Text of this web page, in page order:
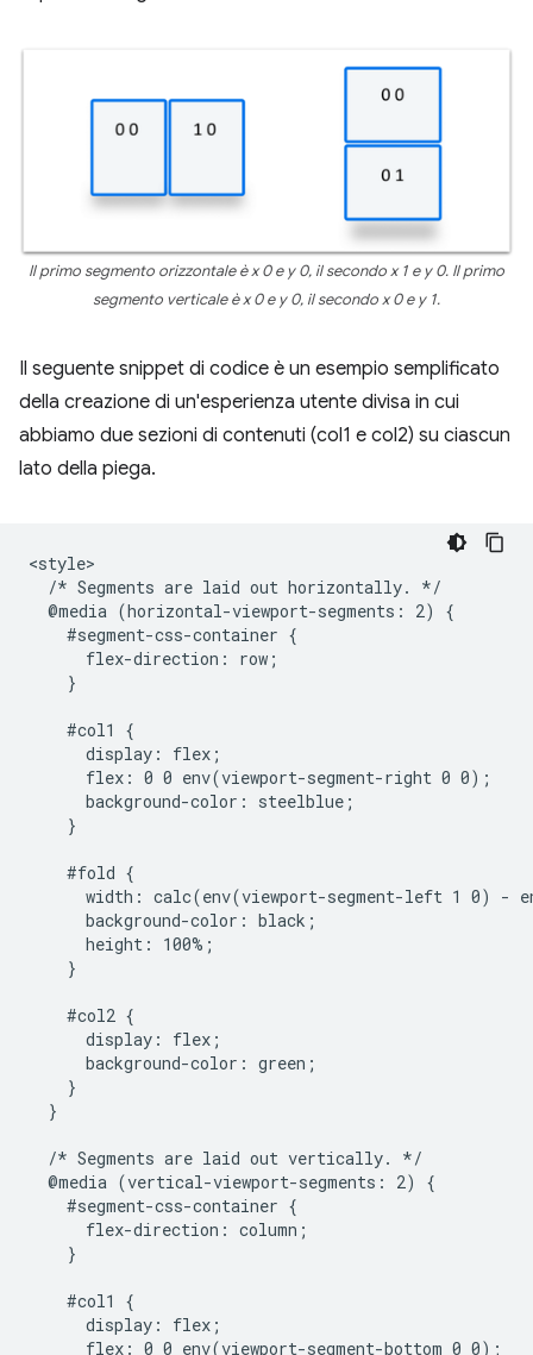
Il primo segmento orizzontale è x 0 e y 0, il secondo x 1 e y 0. Il primo
segmento verticale è x 0 e y 0, il secondo x 0 e y 1.
Il seguente snippet di codice è un esempio semplificato
della creazione di un'esperienza utente divisa in cui
abbiamo due sezioni di contenuti (col1 e col2) su ciascun
lato della piega.
<style>
  /* Segments are laid out horizontally. */
  @media (horizontal-viewport-segments: 2) {
    #segment-css-container {
      flex-direction: row;
    }
    #col1 {
      display: flex;
      flex: 0 0 env(viewport-segment-right 0 0);
      background-color: steelblue;
    }
    #fold {
width: calc(env(viewport-segment-left 1 0) -
      background-color: black;
      height: 100%;
    }
    #col2 {
      display: flex;
      background-color: green;
    }
  }
  /* Segments are laid out vertically. */
  @media (vertical-viewport-segments: 2) {
    #segment-css-container {
      flex-direction: column;
    }
    #col1 {
      display: flex;
      flex: 0 0 env(viewport-segment-bottom 0 0);